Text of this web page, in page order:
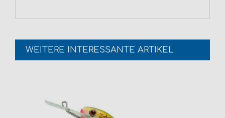
WEITERE INTERESSANTE ARTIKEL